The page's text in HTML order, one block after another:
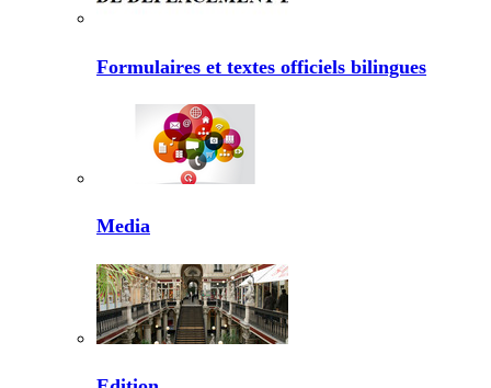
Formulaires et textes officiels bilingues
Media